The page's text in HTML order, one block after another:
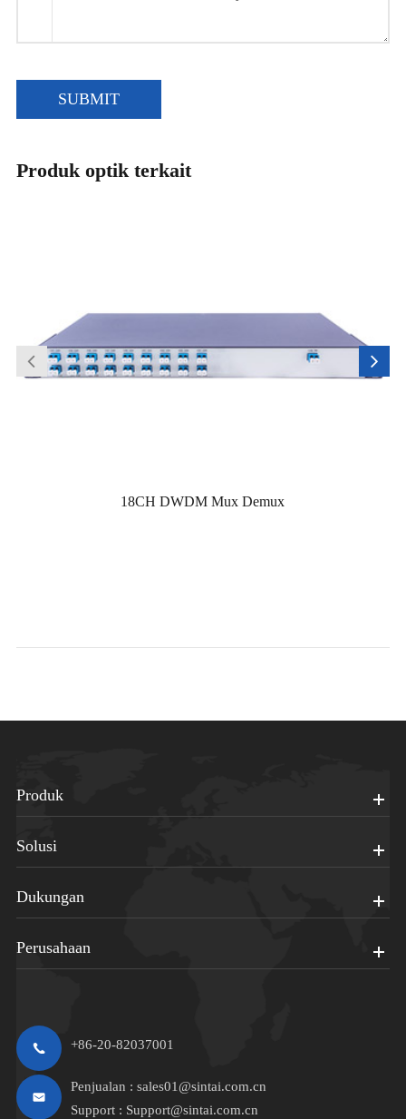
SUBMIT
Produk optik terkait
18CH DWDM Mux Demux
Produk
Solusi
Dukungan
Perusahaan
+86-20-82037001
Penjualan : sales01@sintai.com.cn
Support : Support@sintai.com.cn